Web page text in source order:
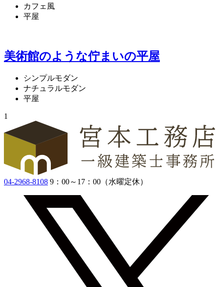
カフェ風
平屋
美術館のような佇まいの平屋
シンプルモダン
ナチュラルモダン
平屋
1
04-2968-8108 9：00～17：00（水曜定休）